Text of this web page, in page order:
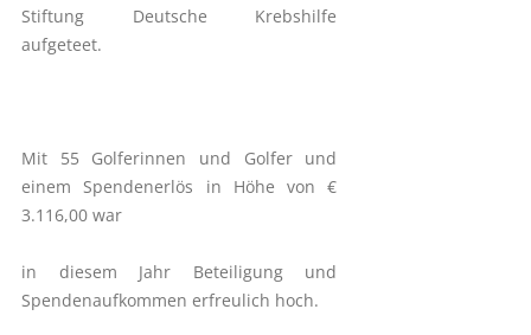
Stiftung Deutsche Krebshilfe
aufgeteet.
Mit 55 Golferinnen und Golfer und
einem Spendenerlös in Höhe von €
3.116,00 war
in diesem Jahr Beteiligung und
Spendenaufkommen erfreulich hoch.